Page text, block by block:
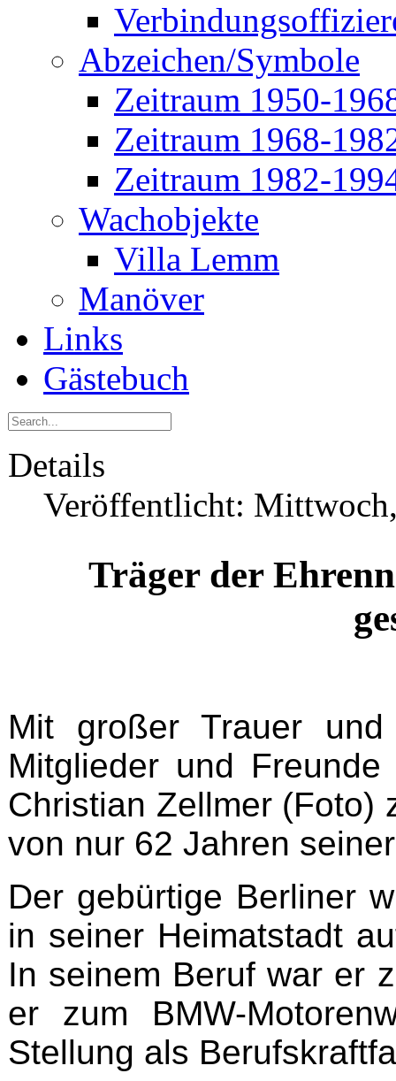
Abzeichen/Symbole
Zeitraum 1950-
Zeitraum 1968-
Zeitraum 1982-
Wachobjekte
Villa Lemm
Manöver
Links
Gästebuch
Details
Veröffentlicht:
Träger der
Mit großer Trauer
Mitglieder und
Christian Zellmer (Foto)
von nur 62 Jahren
Der gebürtige Berliner
in seiner Heimatstadt
In seinem Beruf war er
er zum BMW-
Stellung als